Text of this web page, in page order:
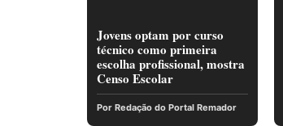
Jovens optam por curso
técnico como primeira
escolha profissional, mostra
Censo Escolar
Por Redação do Portal Remador